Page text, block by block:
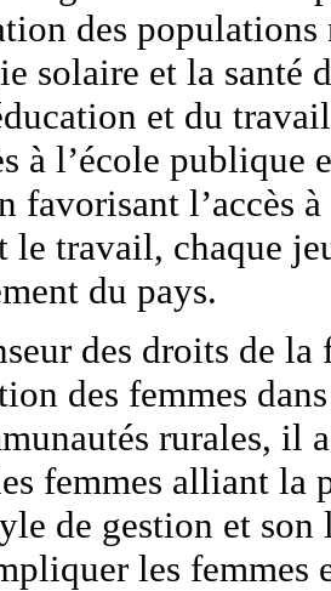
des
solaire et la santé
et du
à l’école publique
favorisant l’accès
le travail, chaque
du pays.
des droits de
des femmes
rurales, il
femmes alliant la
de gestion et son
les femmes